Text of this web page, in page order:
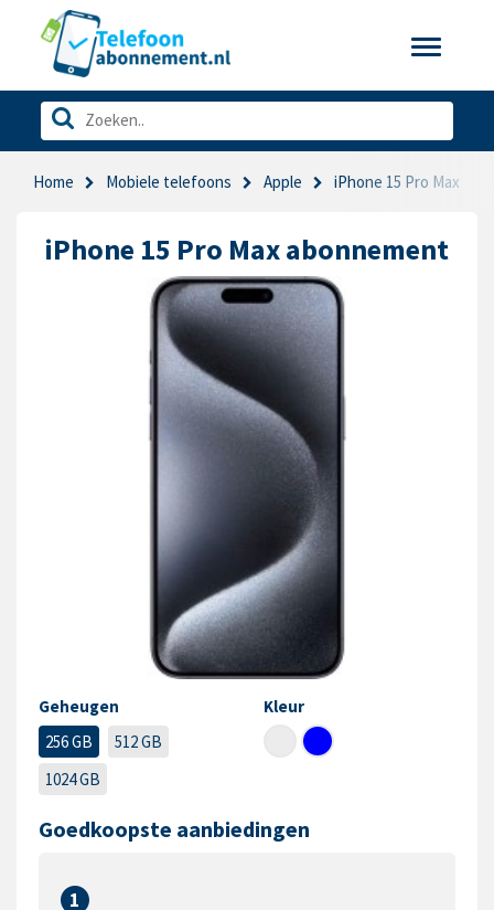
Toggle
Home Mobiele telefoons Apple iPhone 15 Pro Max
iPhone 15 Pro Max abonnement
Geheugen
256 GB
512 GB
1024 GB
Kleur
Goedkoopste aanbiedingen
1